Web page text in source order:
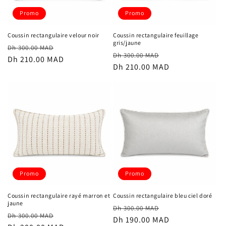
Promo
Coussin rectangulaire velour noir
Prix
habituel
Dh 300.00 MAD
promotionnel
Dh 210.00 MAD
Promo
Coussin rectangulaire feuillage
gris/jaune
Prix
habituel
Dh 300.00 MAD
promotionnel
Dh 210.00 MAD
Promo
Coussin rectangulaire rayé marron et
jaune
Prix
Dh 300.00 MAD
Promo
Coussin rectangulaire bleu ciel doré
Prix
habituel
Dh 300.00 MAD
promotionnel
Dh 190.00 MAD